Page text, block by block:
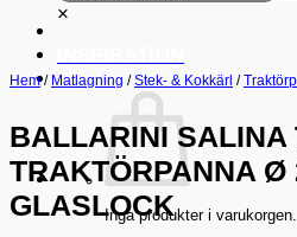
×
Inga produkter i varukorgen.
Hem / Matlagning / Stek- & Kokkärl /
BALLARINI SALINA
TRAKTÖRPANNA Ø
GLASLOCK